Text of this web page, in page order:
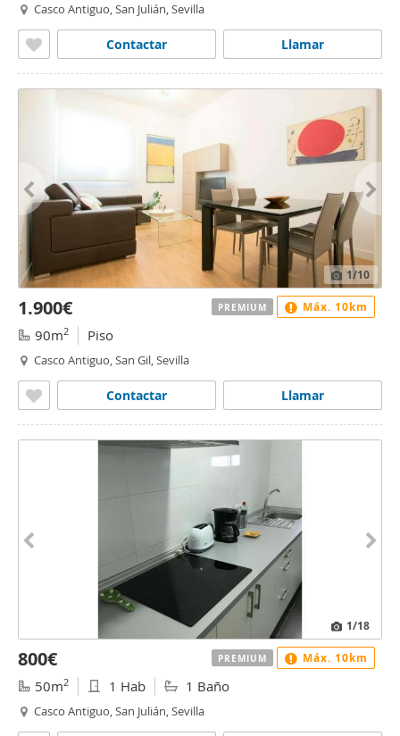
Casco Antiguo, San Julián, Sevilla
Llamar
Contactar
1/10
1.900€
90m2 Piso
Casco Antiguo, San Gil, Sevilla
Llamar
Contactar
PREMIUM Máx. 10km
1/18
800€
50m2 1 Hab 1 Baño
Casco Antiguo, San Julián, Sevilla
PREMIUM Máx. 10km